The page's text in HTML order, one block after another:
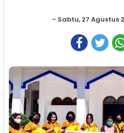
- Sabtu, 27 Agustus